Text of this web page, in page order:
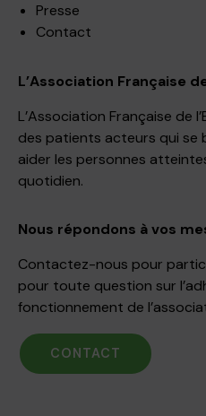
Presse
Contact
L’Association Française
L’Association Française de
des patients acteurs qui se
aider les personnes
quotidien.
Nous répondons à vos
Contactez-nous pour
pour toute question sur
fonctionnement de
CONTACT